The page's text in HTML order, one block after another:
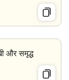
और समृद्ध